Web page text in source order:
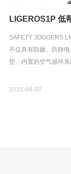
LIGEROS1P 低
SAFETY JOGGERS
不仅具有防砸、防静
垫、内置的空气循环
2026-08-07